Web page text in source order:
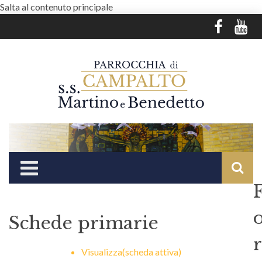
Salta al contenuto principale
r
Schede primarie
Visualizza(scheda attiva)